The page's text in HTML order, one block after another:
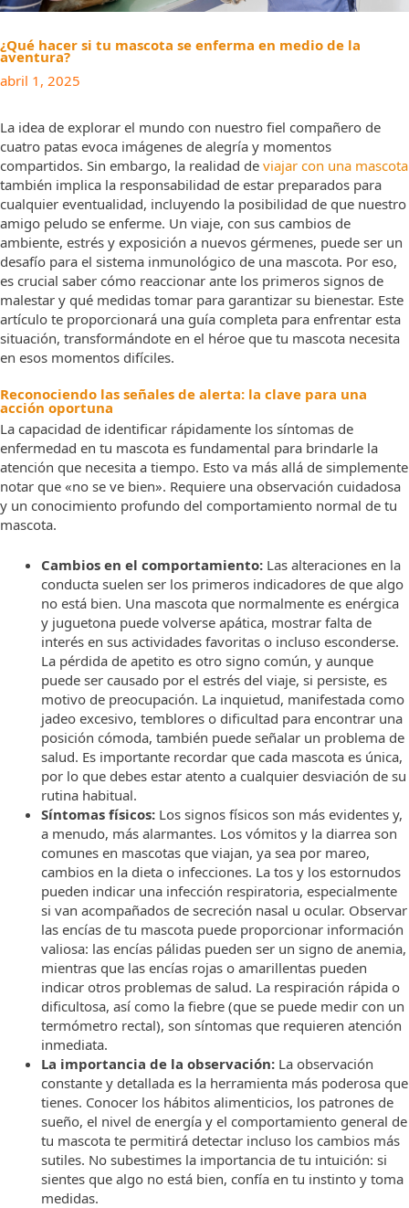
¿Qué hacer si tu mascota se enferma en medio de la
aventura?
abril 1, 2025
La idea de explorar el mundo con nuestro fiel compañero de
cuatro patas evoca imágenes de alegría y momentos
compartidos. Sin embargo, la realidad de viajar con una mascota
también implica la responsabilidad de estar preparados para
cualquier eventualidad, incluyendo la posibilidad de que nuestro
amigo peludo se enferme. Un viaje, con sus cambios de
ambiente, estrés y exposición a nuevos gérmenes, puede ser un
desafío para el sistema inmunológico de una mascota. Por eso,
es crucial saber cómo reaccionar ante los primeros signos de
malestar y qué medidas tomar para garantizar su bienestar. Este
artículo te proporcionará una guía completa para enfrentar esta
situación, transformándote en el héroe que tu mascota necesita
en esos momentos difíciles.
Reconociendo las señales de alerta: la clave para una
acción oportuna
La capacidad de identificar rápidamente los síntomas de
enfermedad en tu mascota es fundamental para brindarle la
atención que necesita a tiempo. Esto va más allá de simplemente
notar que «no se ve bien». Requiere una observación cuidadosa
y un conocimiento profundo del comportamiento normal de tu
mascota.
Cambios en el comportamiento: Las alteraciones en la
conducta suelen ser los primeros indicadores de que algo
no está bien. Una mascota que normalmente es enérgica
y juguetona puede volverse apática, mostrar falta de
interés en sus actividades favoritas o incluso esconderse.
La pérdida de apetito es otro signo común, y aunque
puede ser causado por el estrés del viaje, si persiste, es
motivo de preocupación. La inquietud, manifestada como
jadeo excesivo, temblores o dificultad para encontrar una
posición cómoda, también puede señalar un problema de
salud. Es importante recordar que cada mascota es única,
por lo que debes estar atento a cualquier desviación de su
rutina habitual.
Síntomas físicos: Los signos físicos son más evidentes y,
a menudo, más alarmantes. Los vómitos y la diarrea son
comunes en mascotas que viajan, ya sea por mareo,
cambios en la dieta o infecciones. La tos y los estornudos
pueden indicar una infección respiratoria, especialmente
si van acompañados de secreción nasal u ocular. Observar
las encías de tu mascota puede proporcionar información
valiosa: las encías pálidas pueden ser un signo de anemia,
mientras que las encías rojas o amarillentas pueden
indicar otros problemas de salud. La respiración rápida o
dificultosa, así como la fiebre (que se puede medir con un
termómetro rectal), son síntomas que requieren atención
inmediata.
La importancia de la observación: La observación
constante y detallada es la herramienta más poderosa que
tienes. Conocer los hábitos alimenticios, los patrones de
sueño, el nivel de energía y el comportamiento general de
tu mascota te permitirá detectar incluso los cambios más
sutiles. No subestimes la importancia de tu intuición: si
sientes que algo no está bien, confía en tu instinto y toma
medidas.